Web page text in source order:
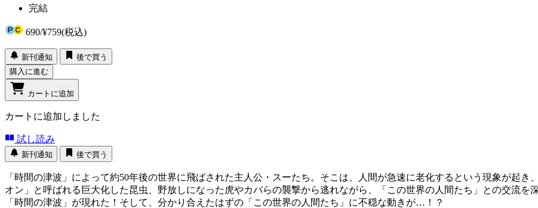
完結
690/¥759(税込)
新刊通知
後で買う
購入に進む
カートに追加
カートに追加しました
試し読み
新刊通知 後で買う
「時間の津波」によって約50年後の世界に飛ばされた主人公・スーたち。そこは、人間が急速に老化するという現象が起
オン」と呼ばれる巨大化した昆虫、野放しになった虎やカバらの襲撃から逃れながら、「この世界の人間たち」との交流
「時間の津波」が現れた！そして、分かり合えたはずの「この世界の人間たち」に不穏な動きが…！？